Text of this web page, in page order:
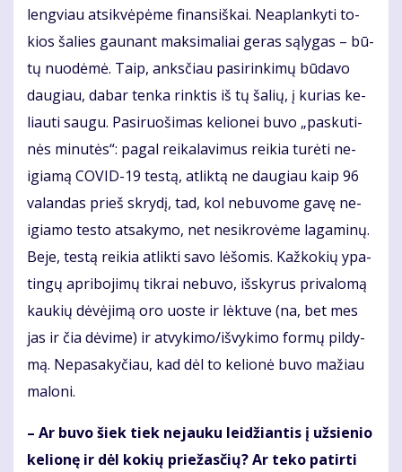
leng­viau at­si­kvė­pė­me fi­nan­siš­kai. Ne­ap­lan­ky­ti to­
kios ša­lies gau­nant mak­si­ma­liai ge­ras są­ly­gas – bū­
tų nuo­dė­mė. Taip, anks­čiau pa­si­rin­ki­mų bū­da­vo
dau­giau, da­bar ten­ka rink­tis iš tų ša­lių, į ku­rias ke­
liau­ti sau­gu. Pa­si­ruo­ši­mas ke­lio­nei bu­vo „pas­ku­ti­
nės mi­nu­tės“: pa­gal rei­ka­la­vi­mus rei­kia tu­rė­ti ne­
igia­mą CO­VID-19 tes­tą, at­lik­tą ne dau­giau kaip 96
va­lan­das prieš skry­dį, tad, kol ne­bu­vo­me ga­vę ne­
igia­mo tes­to at­sa­ky­mo, net ne­si­kro­vė­me la­ga­mi­nų.
Be­je, tes­tą rei­kia at­lik­ti sa­vo lė­šo­mis. Kaž­ko­kių ypa­
tin­gų ap­ri­bo­ji­mų tik­rai ne­bu­vo, iš­sky­rus pri­va­lo­mą
kau­kių dė­vė­ji­mą oro uos­te ir lėk­tu­ve (na, bet mes
jas ir čia dė­vi­me) ir at­vy­ki­mo/iš­vy­ki­mo for­mų pil­dy­
mą. Ne­pa­sa­ky­čiau, kad dėl to ke­lio­nė bu­vo ma­žiau
ma­lo­ni.
– Ar bu­vo šiek tiek ne­jau­ku lei­džian­tis į už­sie­nio
ke­lio­nę ir dėl ko­kių prie­žas­čių? Ar te­ko pa­tir­ti